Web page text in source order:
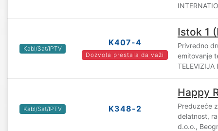
Kabl/Sat/IPTV
K407-4
Dozvola prestala da važi
Istok 1
Privredno
emitovanje
TELEVIZIJA
Kabl/Sat/IPTV K348-2
Happy
Preduzeće
delatnost,
d.o.o.,